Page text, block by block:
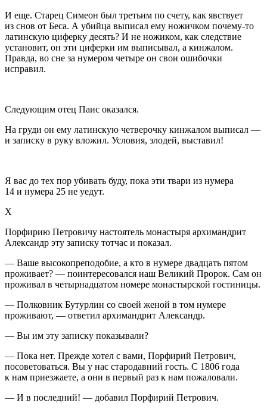
И еще. Старец Симеон был третьим по счету, как явствует
из снов от Беса. А убийца выписал ему ножичком почему-то
латинскую циферку десять? И не ножиком, как следствие
установит, он эти циферки им выписывал, а кинжалом.
Правда, во сне за нумером четыре он свои ошибочки
исправил.
Следующим отец Паис оказался.
На груди он ему латинскую четверочку кинжалом выписал —
и записку в руку вложил. Условия, злодей, выставил!
Я вас до тех пор убивать буду, пока эти твари из нумера
14 и нумера 25 не уедут.
Х
Порфирию Петровичу настоятель монастыря архимандрит
Александр эту записку тотчас и показал.
— Ваше высокопреподобие, а кто в нумере двадцать пятом
проживает? — поинтересовался наш Великий Пророк. Сам он
проживал в четырнадцатом номере монастырской гостиницы.
— Полковник Бутурлин со своей женой в том нумере
проживают, — ответил архимандрит Александр.
— Вы им эту записку показывали?
— Пока нет. Прежде хотел с вами, Порфирий Петрович,
посоветоваться. Вы у нас стародавний гость. С 1806 года
к нам приезжаете, а они в первый раз к нам пожаловали.
— И в последний! — добавил Порфирий Петрович.